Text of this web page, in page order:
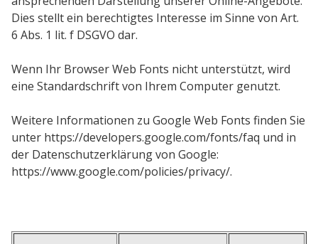
Dies stellt ein berechtigtes Interesse im Sinne von Art.
6 Abs. 1 lit. f DSGVO dar.
Wenn Ihr Browser Web Fonts nicht unterstützt, wird
eine Standardschrift von Ihrem Computer genutzt.
Weitere Informationen zu Google Web Fonts finden Sie
unter https://developers.google.com/fonts/faq und in
der Datenschutzerklärung von Google:
https://www.google.com/policies/privacy/.